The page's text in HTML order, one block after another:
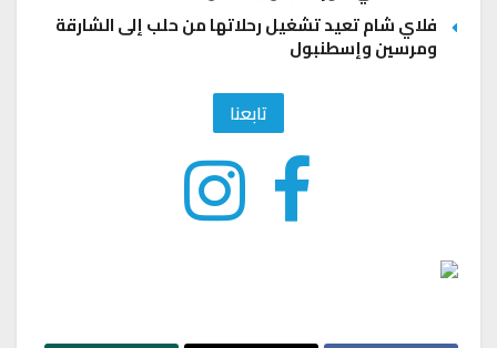
فلاي شام تعيد تشغيل رحلاتها من حلب إلى الشارقة
ومرسين وإسطنبول
تابعنا